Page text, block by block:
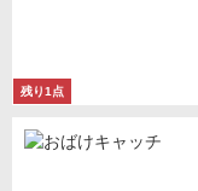
残り1点